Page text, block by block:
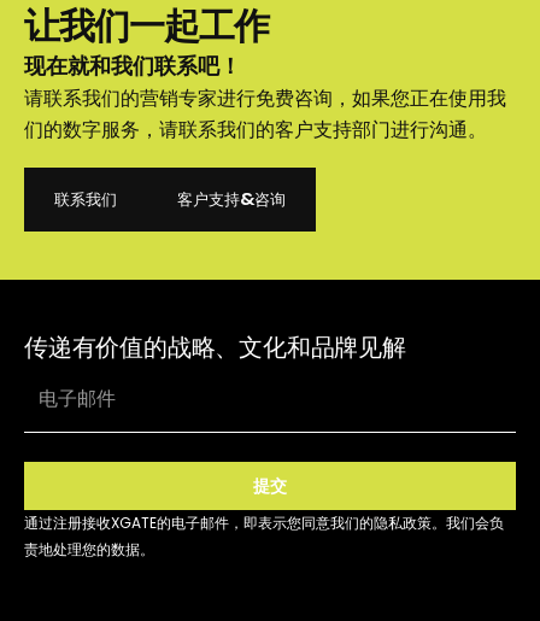
让我们一起工作
现在就和我们联系吧！
请联系我们的营销专家进行免费咨询，如果您正在使用我
们的数字服务，请联系我们的客户支持部门进行沟通。
联系我们
客户支持&咨询
传递有价值的战略、文化和品牌见解
提交
通过注册接收XGATE的电子邮件，即表示您同意我们的隐私政策。我们会负
责地处理您的数据。